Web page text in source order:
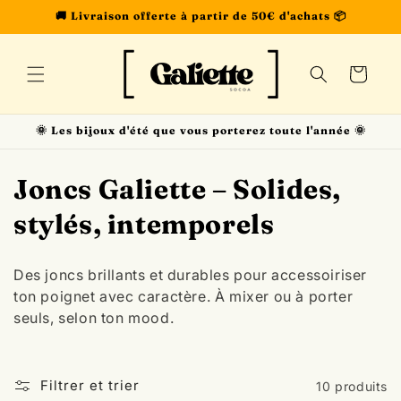
passer
au
🚚 Livraison offerte à partir de 50€ d'achats 📦
Panier
🌞 Les bijoux d'été que vous porterez toute l'année 🌞
C
o
l
e
Joncs Galiette – Solides,
stylés, intemporels
Des joncs brillants et durables pour accessoiriser
ton poignet avec caractère. À mixer ou à porter
seuls, selon ton mood.
Filtrer et trier 10 produits